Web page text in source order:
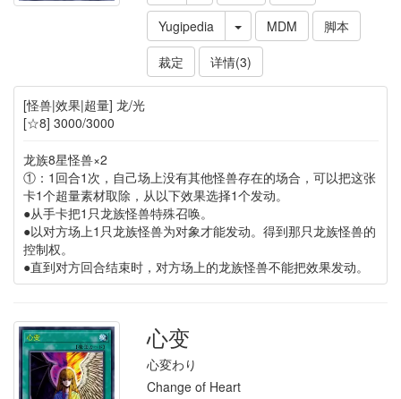
Yugipedia
MDM
脚本
裁定
详情(3)
[怪兽|效果|超量] 龙/光
[☆8] 3000/3000
龙族8星怪兽×2
①：1回合1次，自己场上没有其他怪兽存在的场合，可以把这张
卡1个超量素材取除，从以下效果选择1个发动。
●从手卡把1只龙族怪兽特殊召唤。
●以对方场上1只龙族怪兽为对象才能发动。得到那只龙族怪兽的
控制权。
●直到对方回合结束时，对方场上的龙族怪兽不能把效果发动。
心变
心変わり
Change of Heart